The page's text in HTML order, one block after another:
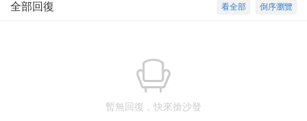
倒序瀏覽
看全部
全部回復
暫無回復，快來搶沙發